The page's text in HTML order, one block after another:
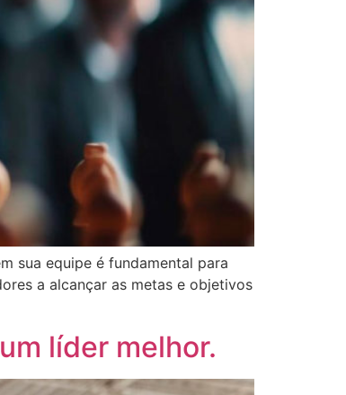
sua equipe é fundamental para
a alcançar as metas e objetivos
líder melhor.